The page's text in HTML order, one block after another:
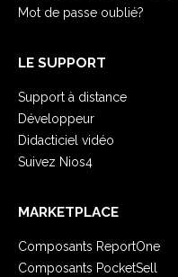
Mot de passe oublié?
LE SUPPORT
Support à distance
Développeur
Didacticiel vidéo
Suivez Nios4
MARKETPLACE
Composants ReportOne
Composants PocketSell